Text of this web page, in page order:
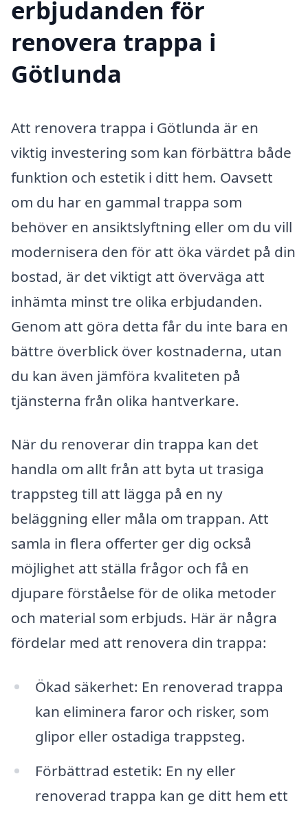
erbjudanden för
renovera trappa i
Götlunda
Att renovera trappa i Götlunda är en
viktig investering som kan förbättra både
funktion och estetik i ditt hem. Oavsett
om du har en gammal trappa som
behöver en ansiktslyftning eller om du vill
modernisera den för att öka värdet på din
bostad, är det viktigt att överväga att
inhämta minst tre olika erbjudanden.
Genom att göra detta får du inte bara en
bättre överblick över kostnaderna, utan
du kan även jämföra kvaliteten på
tjänsterna från olika hantverkare.
När du renoverar din trappa kan det
handla om allt från att byta ut trasiga
trappsteg till att lägga på en ny
beläggning eller måla om trappan. Att
samla in flera offerter ger dig också
möjlighet att ställa frågor och få en
djupare förståelse för de olika metoder
och material som erbjuds. Här är några
fördelar med att renovera din trappa:
Ökad säkerhet: En renoverad trappa
kan eliminera faror och risker, som
glipor eller ostadiga trappsteg.
Förbättrad estetik: En ny eller
renoverad trappa kan ge ditt hem ett